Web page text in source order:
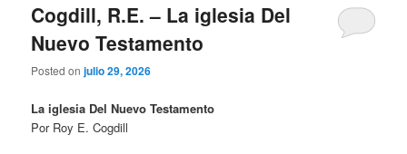
Cogdill, R.E. – La iglesia Del
Nuevo Testamento
Posted onjulio 29, 2026
La iglesia Del Nuevo Testamento
Por Roy E. Cogdill